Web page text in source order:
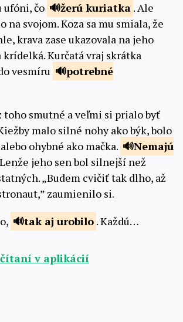
ufóni, čo
žerú kuriatka . Ale
na svojom. Koza sa mu smiala, že
krava zase ukazovala na jeho
krídelká. Kurčatá vraj skrátka
vesmíru
potrebné
toho smutné a veľmi si prialo byť
malo silné nohy ako býk, bolo
ohybné ako mačka.
Nemajú
jeho sen bol silnejší než
„Budem cvičiť tak dlho, až
zaumienilo si.
tak aj urobilo . Každú…
v aplikácií